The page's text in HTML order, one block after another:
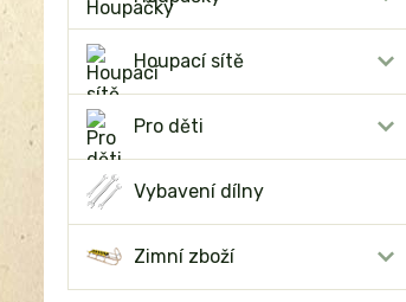
Houpací sítě
Pro děti
Vybavení dílny
Zimní zboží